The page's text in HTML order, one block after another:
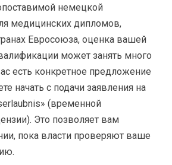
немецкой
медицинских дипломов,
Евросоюза, оценка вашей
может занять много
есть конкретное предложение
начать с подачи заявления на
(временной
Это позволяет вам
пока власти проверяют ваше